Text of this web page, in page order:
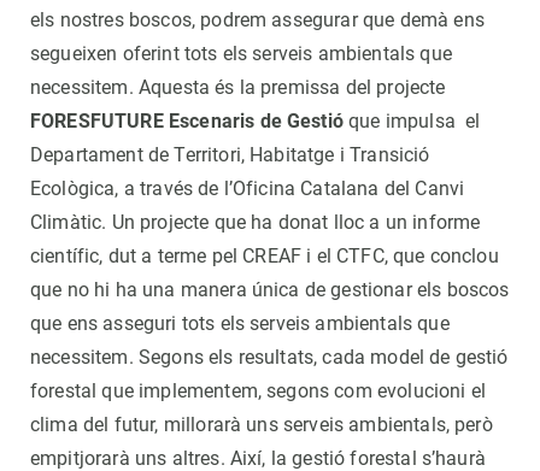
els nostres boscos, podrem assegurar que demà ens
segueixen oferint tots els serveis ambientals que
necessitem. Aquesta és la premissa del projecte
FORESFUTURE Escenaris de Gestióque impulsa el
Departament de Territori, Habitatge i Transició
Ecològica, a través de l’Oficina Catalana del Canvi
Climàtic. Un projecte que ha donat lloc a un informe
científic, dut a terme pel CREAF i el CTFC, que conclou
que no hi ha una manera única de gestionar els boscos
que ens asseguri tots els serveis ambientals que
necessitem. Segons els resultats, cada model de gestió
forestal que implementem, segons com evolucioni el
clima del futur, millorarà uns serveis ambientals, però
empitjorarà uns altres. Així, la gestió forestal s’haurà